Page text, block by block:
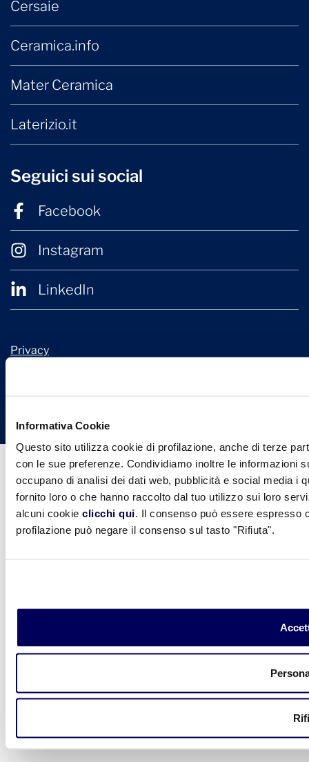
Informativa Cookie
Questo sito utilizza cookie di profilazione, anche di terze
con le sue preferenze. Condividiamo inoltre le informazioni
occupano di analisi dei dati web, pubblicità e social media i
fornito loro o che hanno raccolto dal tuo utilizzo sui loro
alcuni cookie clicchi qui. Il consenso può essere espresso
profilazione può negare il consenso sul tasto "Rifiuta".
Cersaie
Ceramica.info
Mater Ceramica
Laterizio.it
Seguici sui social
Facebook
Instagram
LinkedIn
Privacy